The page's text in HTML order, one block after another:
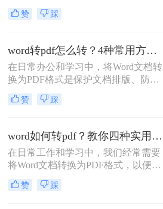
接添加注释、提醒或反馈。然而，当
将Word文档转换为PDF格式时，很多
一个令人头疼的问题，因为批注往往
承载着重要的信息。那么，word转pdf
怎么保留批注呢？本文将为您提供解
决方案。
赞 踩
word转pdf怎么转？4种常用方法详解！
在日常办公和学习中，将Word文档转
换为PDF格式是保护文档排版、防止
篡改的重要需求。那么word转pdf怎么
转呢？本文将介绍几种常用方法，帮
赞 踩
word如何转pdf？教你四种实用的转PDF方法！
在日常工作和学习中，我们经常需要
将Word文档转换为PDF格式，以便更
好地保存、分享和打印文件。PDF格
式具有跨平台兼容性好、不易被篡改
赞 踩